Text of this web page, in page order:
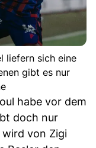
liefern sich eine
gibt es nur
habe vor dem
doch nur
wird von Zigi